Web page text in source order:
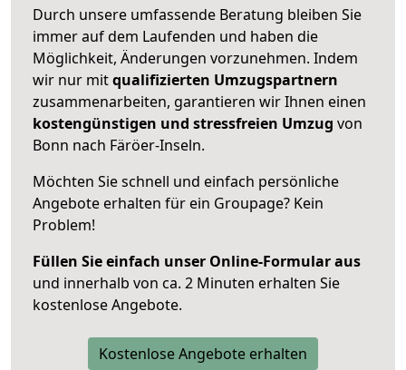
Durch unsere umfassende Beratung bleiben Sie
immer auf dem Laufenden und haben die
Möglichkeit, Änderungen vorzunehmen. Indem
wir nur mitqualifizierten Umzugspartnern
zusammenarbeiten, garantieren wir Ihnen einen
kostengünstigen und stressfreien Umzug von
Bonn nach Färöer-Inseln.
Möchten Sie schnell und einfach persönliche
Angebote erhalten für ein Groupage? Kein
Problem!
Füllen Sie einfach unser Online-Formular aus
und innerhalb von ca. 2 Minuten erhalten Sie
kostenlose Angebote.
Kostenlose Angebote erhalten